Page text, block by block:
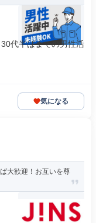
代半ばまでの男性活
気になる
大歓迎！お互いを尊